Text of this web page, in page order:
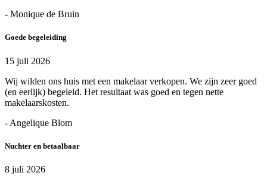
- Monique de Bruin
Goede begeleiding
15 juli 2026
Wij wilden ons huis met een makelaar verkopen. We zijn zeer goed
(en eerlijk) begeleid. Het resultaat was goed en tegen nette
makelaarskosten.
- Angelique Blom
Nuchter en betaalbaar
8 juli 2026